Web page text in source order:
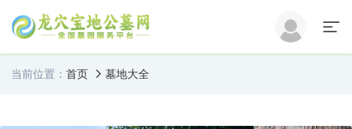
当前位置： 首页 墓地大全